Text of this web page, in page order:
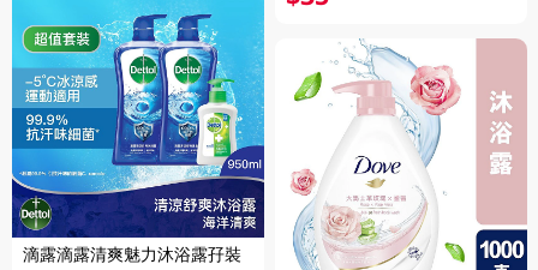
滴露滴露清爽魅力沐浴露孖裝